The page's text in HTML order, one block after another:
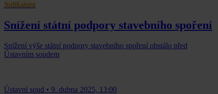
Judikatura
Snížení státní podpory stavebního spoření
Snížení výše státní podpory stavebního spoření obstálo před
Ústavním soudem
Ústavní soud • 9. dubna 2025, 13:00